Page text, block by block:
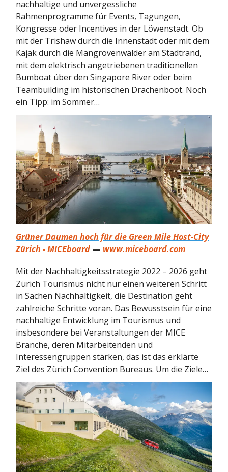
nachhaltige und unvergessliche
Rahmenprogramme für Events, Tagungen,
Kongresse oder Incentives in der Löwenstadt. Ob
mit der Trishaw durch die Innenstadt oder mit dem
Kajak durch die Mangrovenwälder am Stadtrand,
mit dem elektrisch angetriebenen traditionellen
Bumboat über den Singapore River oder beim
Teambuilding im historischen Drachenboot. Noch
ein Tipp: im Sommer…
Grüner Daumen hoch für die Green Mile Host-City
Zürich - MICEboard — www.miceboard.com
Mit der Nachhaltigkeitsstrategie 2022 – 2026 geht
Zürich Tourismus nicht nur einen weiteren Schritt
in Sachen Nachhaltigkeit, die Destination geht
zahlreiche Schritte voran. Das Bewusstsein für eine
nachhaltige Entwicklung im Tourismus und
insbesondere bei Veranstaltungen der MICE
Branche, deren Mitarbeitenden und
Interessengruppen stärken, das ist das erklärte
Ziel des Zürich Convention Bureaus. Um die Ziele…